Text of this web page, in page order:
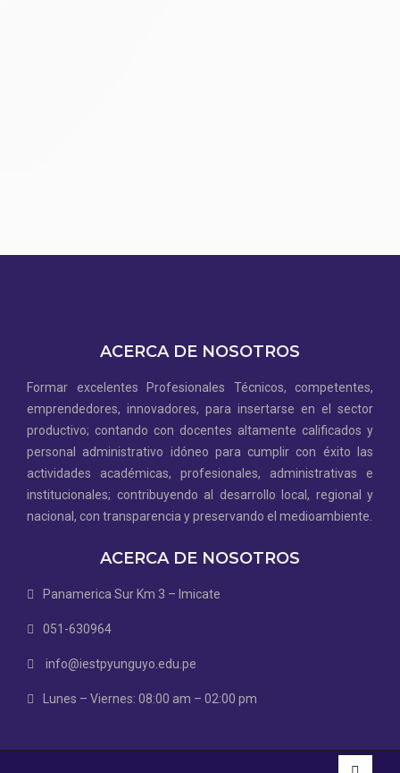
ACERCA DE NOSOTROS
Formar excelentes Profesionales Técnicos, competentes,
emprendedores, innovadores, para insertarse en el sector
productivo; contando con docentes altamente calificados y
personal administrativo idóneo para cumplir con éxito las
actividades académicas, profesionales, administrativas e
institucionales; contribuyendo al desarrollo local, regional y
nacional, con transparencia y preservando el medioambiente.
ACERCA DE NOSOTROS
Panamerica Sur Km 3 – Imicate
051-630964
info@iestpyunguyo.edu.pe
Lunes – Viernes: 08:00 am – 02:00 pm